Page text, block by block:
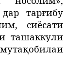
тарғибу
сиёсати
ташаккули